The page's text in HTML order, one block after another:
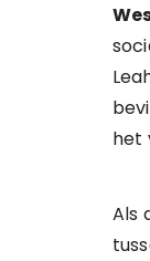
het
Als